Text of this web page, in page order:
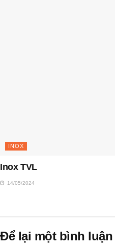
INOX
Inox TVL
14/05/2024
Để lại một bình luận